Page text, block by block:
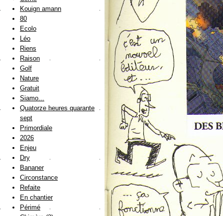
Kouign amann
80
Ecolo
Léo
Riens
Raison
Golf
Nature
Gratuit
Siamo...
Quatorze heures quarante
sept
Primordiale
2026
Enjeu
Dry
Bananer
Circonstance
Refaite
En chantier
Périmé